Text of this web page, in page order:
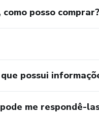
posso comprar?
possui
me respondê-